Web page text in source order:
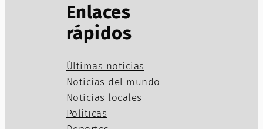
Enlaces
rápidos
Últimas noticias
Noticias del mundo
Noticias locales
Políticas